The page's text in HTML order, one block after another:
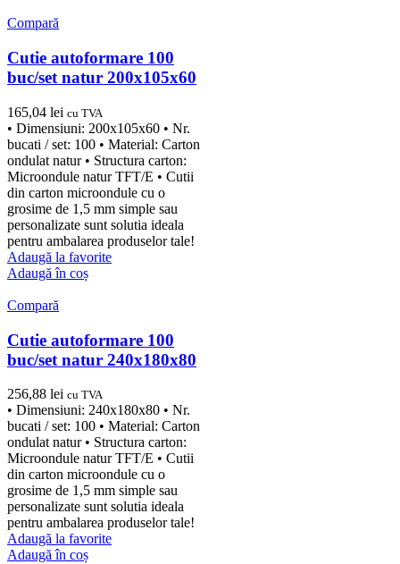
Compară
Cutie autoformare 100
buc/set natur 200x105x60
165,04 lei cu TVA
• Dimensiuni: 200x105x60 • Nr.
bucati / set: 100 • Material: Carton
ondulat natur • Structura carton:
Microondule natur TFT/E • Cutii
din carton microondule cu o
grosime de 1,5 mm simple sau
personalizate sunt solutia ideala
pentru ambalarea produselor tale!
Adaugă la favorite
Adaugă în coș
Compară
Cutie autoformare 100
buc/set natur 240x180x80
256,88 lei cu TVA
• Dimensiuni: 240x180x80 • Nr.
bucati / set: 100 • Material: Carton
ondulat natur • Structura carton:
Microondule natur TFT/E • Cutii
din carton microondule cu o
grosime de 1,5 mm simple sau
personalizate sunt solutia ideala
pentru ambalarea produselor tale!
Adaugă la favorite
Adaugă în coș